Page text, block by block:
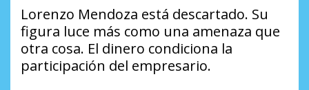
Lorenzo Mendoza está descartado. Su
figura luce más como una amenaza que
otra cosa. El dinero condiciona la
participación del empresario.